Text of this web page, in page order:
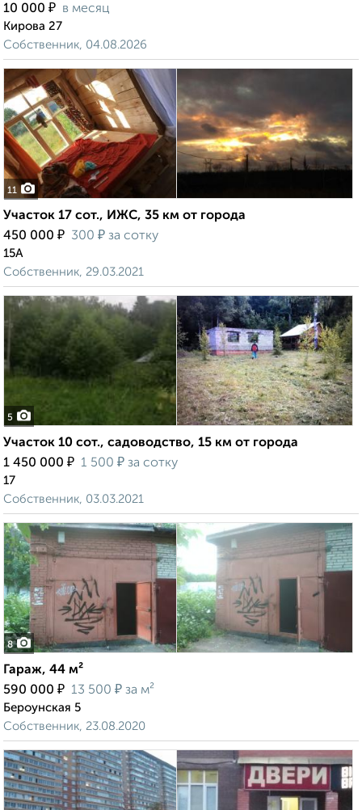
10 000 ₽ в месяц
Кирова 27
Собственник, 04.08.2026
11
Участок 17 сот., ИЖС, 35 км от города
450 000 ₽ 300 ₽ за сотку
15А
Собственник, 29.03.2021
5
Участок 10 сот., садоводство, 15 км от города
1 450 000 ₽ 1 500 ₽ за сотку
17
Собственник, 03.03.2021
8
Гараж, 44 м²
590 000 ₽ 13 500 ₽ за м²
Бероунская 5
Собственник, 23.08.2020